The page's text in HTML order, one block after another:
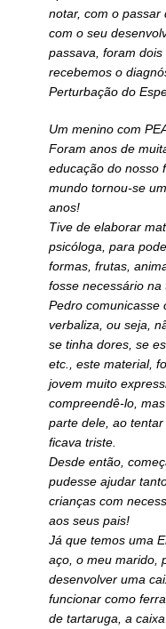
notar, com o passar
com o seu
passava, foram
recebemos o
Perturbação do
Um menino com
Foram anos de
educação do nosso
mundo tornou-se
anos!
Tive de elaborar
psicóloga, para
formas, frutas,
fosse necessário
Pedro comunicasse
verbaliza, ou seja,
se tinha dores, se
etc., este material,
jovem muito
compreendê-lo,
parte dele, ao
ficava triste.
Desde então,
pudesse ajudar
crianças com
aos seus pais!
Já que temos uma
aço, o meu marido,
desenvolver uma
funcionar como
de tartaruga, a